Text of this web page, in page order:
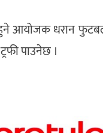
आयोजक धरान
पाउनेछ ।